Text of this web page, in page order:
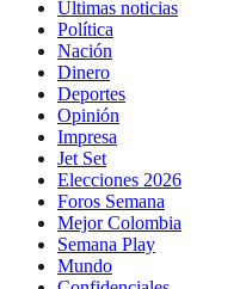
Últimas noticias
Política
Nación
Dinero
Deportes
Opinión
Impresa
Jet Set
Elecciones 2026
Foros Semana
Mejor Colombia
Semana Play
Mundo